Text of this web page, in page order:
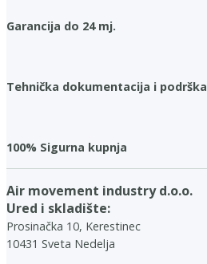
Garancija do 24 mj.
Tehnička dokumentacija i podrška
100% Sigurna kupnja
Air movement industry d.o.o.
Ured i skladište:
Prosinačka 10, Kerestinec
10431 Sveta Nedelja